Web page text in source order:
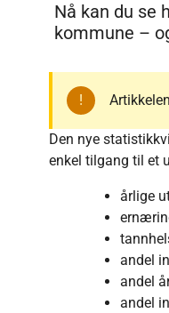
Nå kan du se
kommune –
Den nye
enkel tilgang til et
årlige
andel
andel
andel